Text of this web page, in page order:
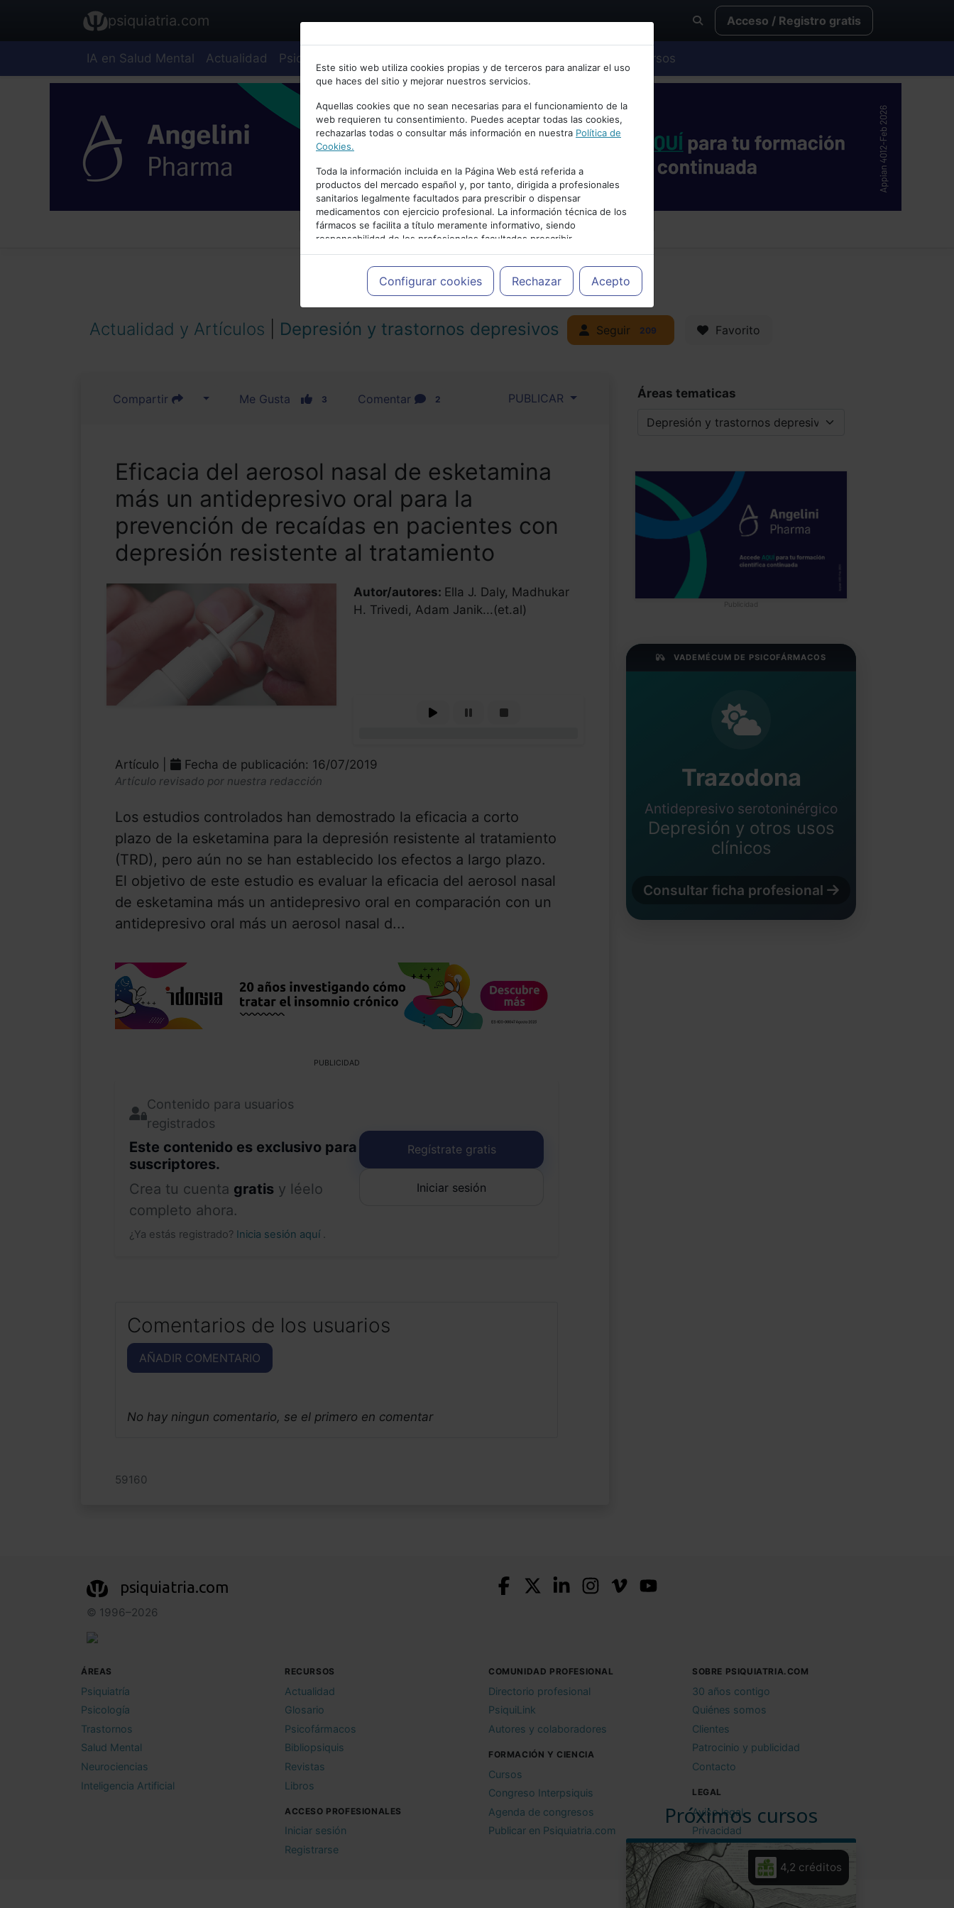
Bienvenid@ a psiquiatria.com
Escribe tu Email
Accede o regístrate con tu email.
Cancelar
psiquiatria.com Acceso / Registro gratis
IA en Salud Mental Actualidad Psiquiatría Cursos
Este sitio web utiliza cookies propias y de terceros para analizar el uso
que haces del sitio y mejorar nuestros servicios.
Aquellas cookies que no sean necesarias para el funcionamiento de la
web requieren tu consentimiento. Puedes aceptar todas las cookies,
rechazarlas todas o consultar más información en nuestra Política de
Cookies.
Toda la información incluida en la Página Web está referida a
productos del mercado español y, por tanto, dirigida a profesionales
sanitarios legalmente facultados para prescribir o dispensar
medicamentos con ejercicio profesional. La información técnica de los
fármacos se facilita a título meramente informativo, siendo
responsabilidad de los profesionales facultados prescribir
medicamentos y decidir, en cada caso concreto, el tratamiento más
adecuado a las necesidades del paciente.
Configurar cookies Rechazar Acepto
PUBLICIDAD
Actualidad y Artículos Depresión y trastornos depresivos Seguir 209 Favorito
Compartir Me Gusta 3 Comentar 2 PUBLICAR
Eficacia del aerosol nasal de esketamina
más un antidepresivo oral para la
prevención de recaídas en pacientes con
depresión resistente al tratamiento
Autor/autores: Ella J. Daly, Madhukar
H. Trivedi, Adam Janik...(et.al)
Artículo | Fecha de publicación: 16/07/2019
Artículo revisado por nuestra redacción
Los estudios controlados han demostrado la eficacia a corto
plazo de la esketamina para la depresión resistente al tratamiento
(TRD), pero aún no se han establecido los efectos a largo plazo.
El objetivo de este estudio es evaluar la eficacia del aerosol nasal
de esketamina más un antidepresivo oral en comparación con un
antidepresivo oral más un aerosol nasal d...
PUBLICIDAD
Contenido para usuarios
registrados
Este contenido es exclusivo para
suscriptores.
Crea tu cuenta gratis y léelo
completo ahora.
¿Ya estás registrado? Inicia sesión aquí .
Regístrate gratis
Iniciar sesión
Comentarios de los usuarios
AÑADIR COMENTARIO
No hay ningun comentario, se el primero en comentar
59160
Áreas tematicas
Publicidad
VADEMÉCUM DE PSICOFÁRMACOS
Trazodona
Antidepresivo serotoninérgico
Depresión y otros usos
clínicos
Consultar ficha profesional
Próximos cursos
4,2 créditos
psiquiatria.com
© 1996–2026
ÁREAS
Psiquiatría
Psicología
Trastornos
Salud Mental
Neurociencias
Inteligencia Artificial
RECURSOS
Actualidad
Glosario
Psicofármacos
Bibliopsiquis
Revistas
Libros
ACCESO PROFESIONALES
Iniciar sesión
Registrarse
COMUNIDAD PROFESIONAL
Directorio profesional
PsiquiLink
Autores y colaboradores
FORMACIÓN Y CIENCIA
Cursos
Congreso Interpsiquis
Agenda de congresos
Publicar en Psiquiatria.com
SOBRE PSIQUIATRIA.COM
30 años contigo
Quiénes somos
Clientes
Patrocinio y publicidad
Contacto
LEGAL
Aviso legal
Privacidad
Cookies
Condiciones de uso